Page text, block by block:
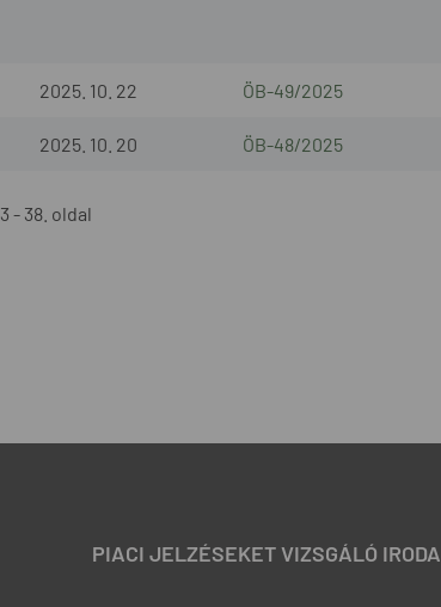
2025. 10. 22 ÖB-49/2025
2025. 10. 20 ÖB-48/2025
3 - 38. oldal
PIACI JELZÉSEKET VIZSGÁLÓ IRODA